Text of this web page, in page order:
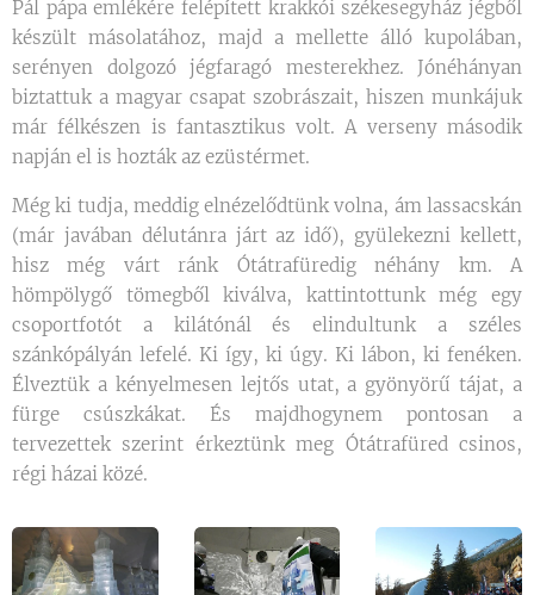
Pál pápa emlékére felépített krakkói székesegyház jégből
készült másolatához, majd a mellette álló kupolában,
serényen dolgozó jégfaragó mesterekhez. Jónéhányan
biztattuk a magyar csapat szobrászait, hiszen munkájuk
már félkészen is fantasztikus volt. A verseny második
napján el is hozták az ezüstérmet.
Még ki tudja, meddig elnézelődtünk volna, ám lassacskán
(már javában délutánra járt az idő), gyülekezni kellett,
hisz még várt ránk Ótátrafüredig néhány km. A
hömpölygő tömegből kiválva, kattintottunk még egy
csoportfotót a kilátónál és elindultunk a széles
szánkópályán lefelé. Ki így, ki úgy. Ki lábon, ki fenéken.
Élveztük a kényelmesen lejtős utat, a gyönyörű tájat, a
fürge csúszkákat. És majdhogynem pontosan a
tervezettek szerint érkeztünk meg Ótátrafüred csinos,
régi házai közé.